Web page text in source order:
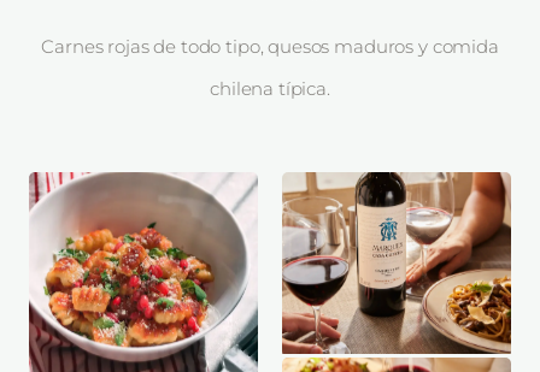
Carnes rojas de todo tipo, quesos maduros y comida
chilena típica.